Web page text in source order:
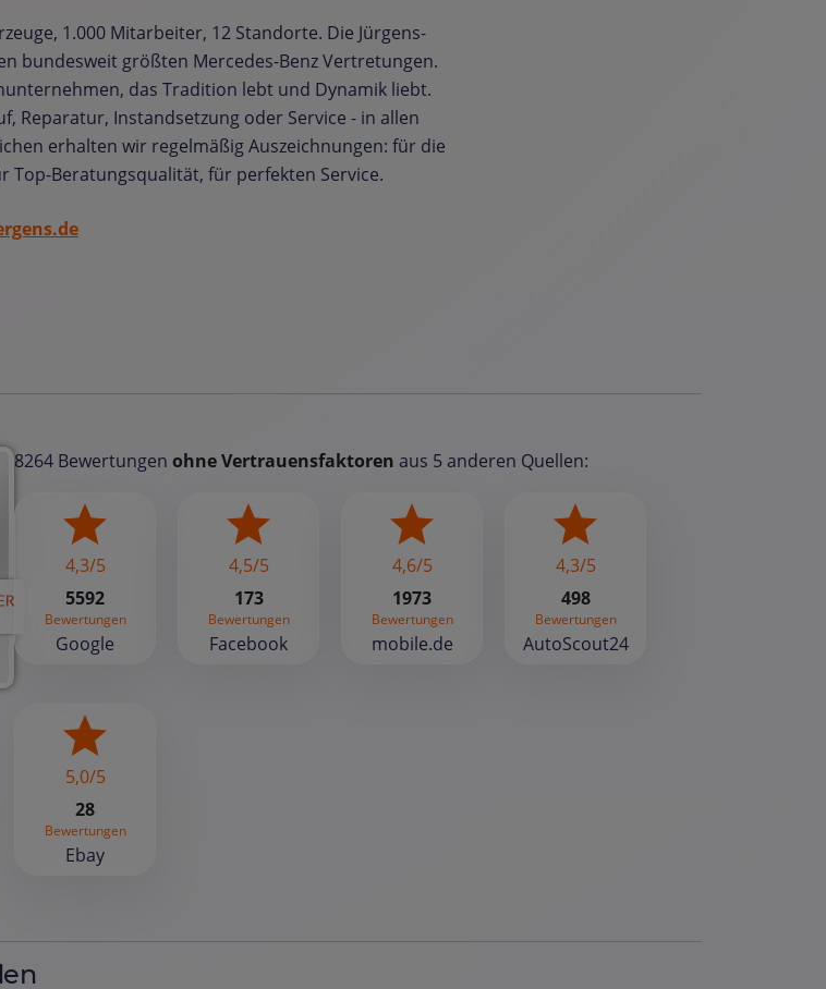
1.000 Mitarbeiter, 12 Standorte. Die Jürgens-
bundesweit größten Mercedes-Benz Vertretungen.
das Tradition lebt und Dynamik liebt.
Reparatur, Instandsetzung oder Service - in allen
erhalten wir regelmäßig Auszeichnungen: für die
Top-Beratungsqualität, für perfekten Service.
8264 Bewertungen ohne Vertrauensfaktoren aus 5 anderen Quellen:
4,3/5
5592
Bewertungen
Google
4,5/5
173
Bewertungen
Facebook
4,6/5
1973
Bewertungen
mobile.de
4,3/5
498
Bewertungen
AutoScout24
5,0/5
28
Bewertungen
Ebay